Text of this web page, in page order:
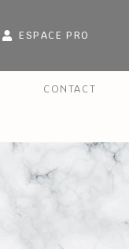
ESPACE PRO
CONTACT